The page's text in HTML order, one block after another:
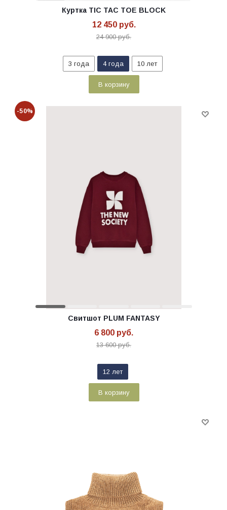
Куртка TIC TAC TOE BLOCK
12 450руб.
24 900руб.
3 года 4 года 10 лет
В корзину
-50%
Свитшот PLUM FANTASY
6 800 руб.
13 600руб.
12 лет
В корзину